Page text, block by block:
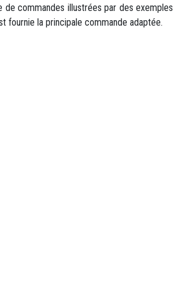
commandes illustrées par des exemples
fournie la principale commande adaptée.